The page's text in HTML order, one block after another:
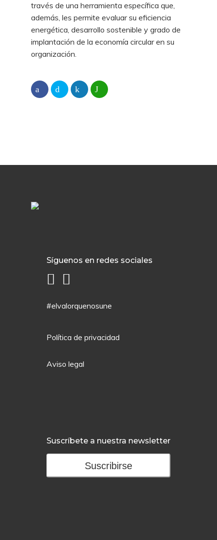
través de una herramienta específica que,
además, les permite evaluar su eficiencia
energética, desarrollo sostenible y grado de
implantación de la economía circular en su
organización.
Síguenos en redes sociales
#elvalorquenosune
Política de privacidad
Aviso legal
Suscríbete a nuestra newsletter
Suscribirse